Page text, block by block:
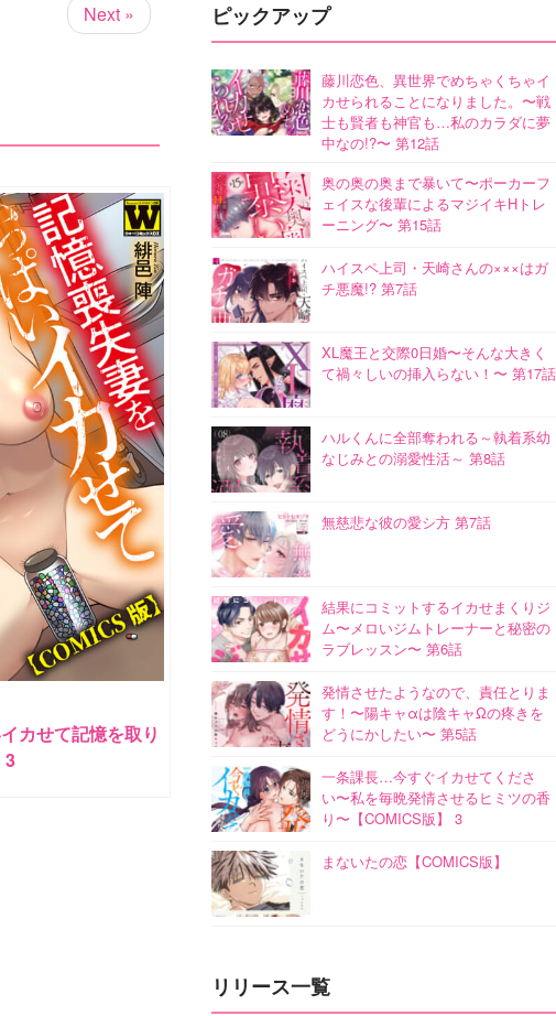
Next »
カせて記憶を取り
3
ピックアップ
藤川恋色、異世界でめちゃくちゃイ
カせられることになりました。〜戦
士も賢者も神官も…私のカラダに夢
中なの!?〜 第12話
奥の奥の奥まで暴いて〜ポーカーフ
ェイスな後輩によるマジイキHトレ
ーニング〜 第15話
ハイスペ上司・天崎さんの×××はガ
チ悪魔!? 第7話
XL魔王と交際0日婚〜そんな大きく
て禍々しいの挿入らない！〜 第17話
ハルくんに全部奪われる～執着系幼
なじみとの溺愛性活～ 第8話
無慈悲な彼の愛シ方 第7話
結果にコミットするイカせまくりジ
ム〜メロいジムトレーナーと秘密の
ラブレッスン〜 第6話
発情させたようなので、責任とりま
す！〜陽キャαは陰キャΩの疼きを
どうにかしたい〜 第5話
一条課長…今すぐイカせてくださ
い〜私を毎晩発情させるヒミツの香
り〜【COMICS版】 3
まないたの恋【COMICS版】
リリース一覧